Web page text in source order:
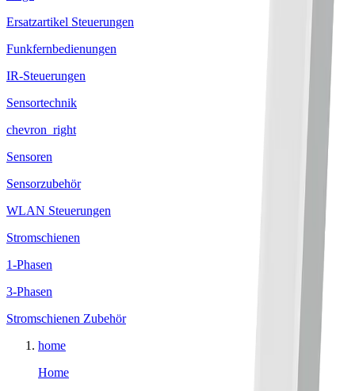
Ersatzartikel Steuerungen
Funkfernbedienungen
IR-Steuerungen
Sensortechnik
chevron_right
Sensoren
Sensorzubehör
WLAN Steuerungen
Stromschienen
1-Phasen
3-Phasen
Stromschienen Zubehör
home
Home